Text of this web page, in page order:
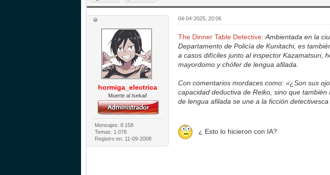
hormiga_electrica
Muerte al Isekai!
Mensajes: 8.158
Temas: 1.078
Registro en: 11-09-2008
04-04-2025, 20:06
The Dinner Table Detective: Ambientada en la
Departamento de Policía de Kunitachi, es
a casos difíciles junto al inspector Kazamatsuri,
mayordomo y chófer de lengua afilada.
Con comentarios mordaces como: «¿Son sus
capacidad deductiva de Reiko, sino que
de lengua afilada se une a la ficción
¿ Esto lo hicieron con IA?